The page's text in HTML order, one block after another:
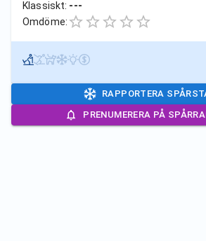
Klassiskt: ---
Omdöme:
RAPPORTERA
PRENUMERERA PÅ